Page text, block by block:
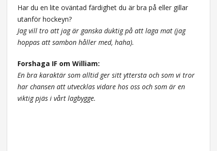
Har du en lite oväntad färdighet du är bra på eller gillar
utanför hockeyn?
Jag vill tro att jag är ganska duktig på att laga mat (jag
hoppas att sambon håller med, haha).
Forshaga IF om William:
En bra karaktär som alltid ger sitt yttersta och som vi tror
har chansen att utvecklas vidare hos oss och som är en
viktig pjäs i vårt lagbygge.